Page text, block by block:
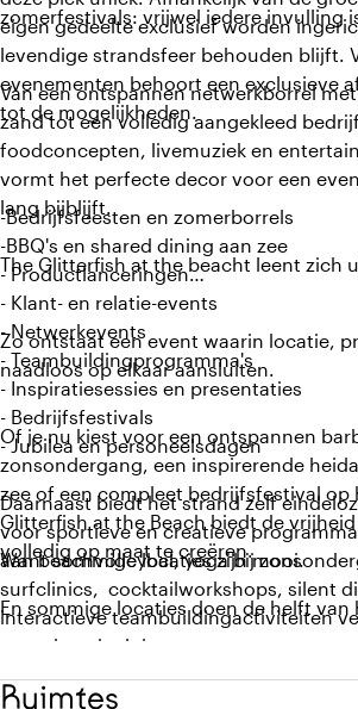
zomerfestivals: vrijwel iedere invulling
eigen gedeelte exclusief worden
levendige strandsfeer behouden blijft.
evenementen behoort een exclusieve
tot de mogelijkheden.
Van een ontspannen netwerkborrel
zand tot een volledig aangekleed
foodconcepten, livemuziek en
vormt het perfecte decor voor een
lang bijblijft.
The Glitterfish at the beacht leent zich
-Bedrijfsfeesten en zomerborrels
-BBQ's en shared dining aan zee
- Productlanceringen
- Klant- en relatie-events
- Netwerkevents
- Teambuildingprogramma's
- Inspiratiesessies en presentaties
- Bedrijfsfestivals
- Jubilea en personeelsdagen
Daarnaast biedt het strand zelf
voor sportieve en creatieve
aan beachvolleybal, yoga bij
surfclinics, cocktailworkshops, silent
interactieve teambuildingactiviteiten
strand en de duinen.
Van locatie naar totaalbeleving
Zo ontstaat een event waarin locatie,
naadloos op elkaar aansluiten.
Of je nu kiest voor een ontspannen
zonsondergang, een inspirerende
zee of een compleet bedrijfsfestival op
Glitterfish at the Beach biedt de
volledig op maat te creëren.
Want sommige locaties zijn mooi.
En sommige locaties doen de helft van
Ruimtes